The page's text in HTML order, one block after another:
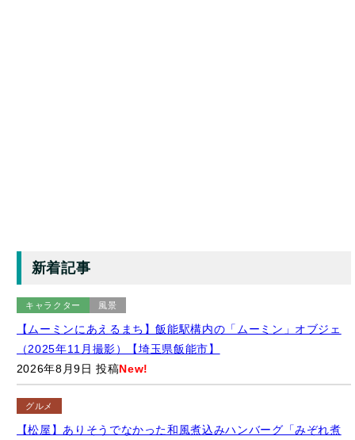
【ムーミンにあえるまち】飯能駅構内の「ムーミン」オブジェ
（2025年11月撮影）【埼玉県飯能市】
2026年8月9日 投稿New!
グルメ
【松屋】ありそうでなかった和風煮込みハンバーグ「みぞれ煮
ハンバーグ」（2024年1月）【店舗限定】